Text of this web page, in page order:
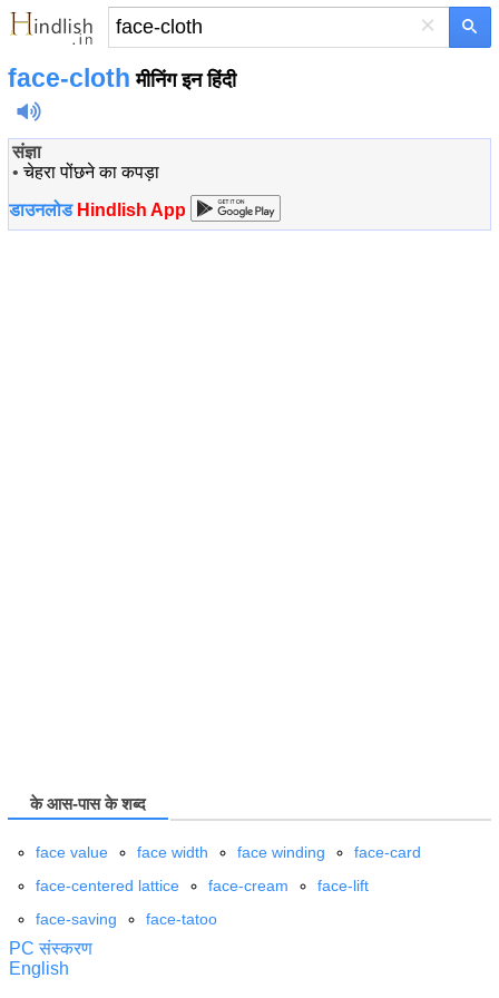
×
face-cloth मीनिंग इन हिंदी
संज्ञा
•चेहरा पोंछने का कपड़ा
डाउनलोड Hindlish App
के आस-पास के शब्द
face value face width face winding
face-card
face-centered lattice
face-cream
face-lift
face-saving
face-tatoo
PC संस्करण
English